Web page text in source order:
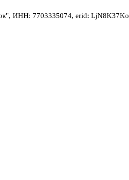
ИНН: 7703335074, erid: LjN8K37Ko